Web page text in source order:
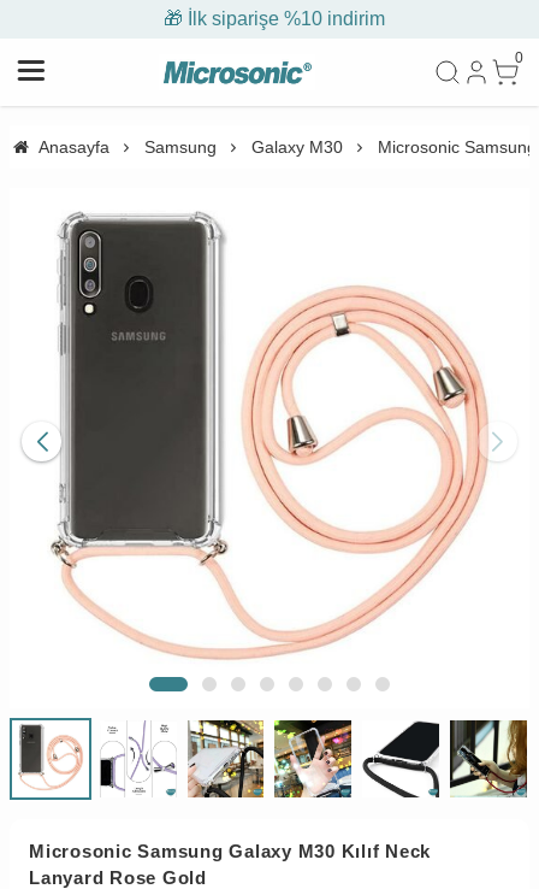
🎁 İlk siparişe %10 indirim
0
Anasayfa Samsung Galaxy M30 Microsonic
Microsonic Samsung Galaxy M30 Kılıf Neck
Lanyard Rose Gold